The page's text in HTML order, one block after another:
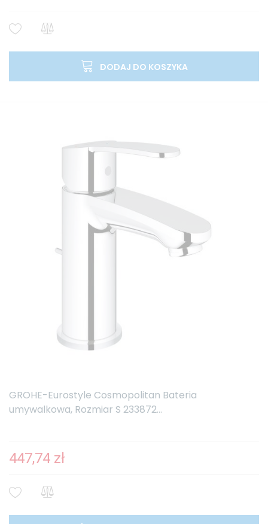
DODAJ DO KOSZYKA
GROHE-Eurostyle Cosmopolitan Bateria
umywalkowa, Rozmiar S 233872...
447,74 zł